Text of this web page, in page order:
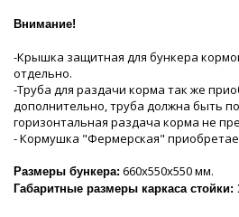
Внимание!
-Крышка защитная для бункера
отдельно.
-Труба для раздачи корма так же
дополнительно, труба должна быть
горизонтальная раздача корма не
- Кормушка "Фермерская"
Размеры бункера: 660х550х550 мм.
Габаритные размеры каркаса стойки: